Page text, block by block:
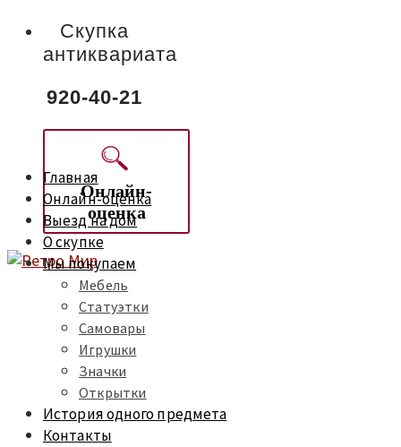
Скупка
антиквариата
920-40-21
Онлайн-
оценка
Главная
Онлайн-оценка
Выезд на дом
О скупке
Мы покупаем
Мебель
Статуэтки
Самовары
Игрушки
Значки
Открытки
История одного предмета
Контакты